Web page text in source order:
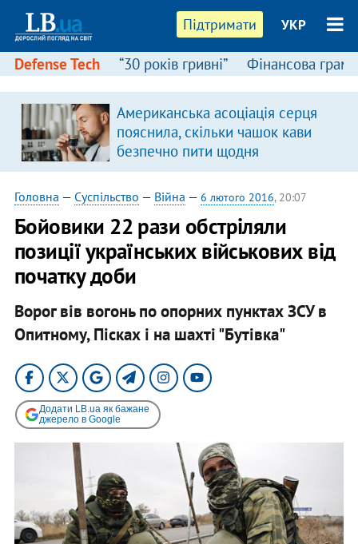
Підтримати УКР
Defense Tech “30 років гривні” Фінансова
Американська асоціація серця
пояснила, скільки чашок кави
безпечно пити щодня
Головна — Суспільство — Війна — 6 лютого 2016, 20:07
Бойовики 22 рази обстріляли
позиції українських військових від
початку доби
Ворог вів вогонь по опорних пунктах ЗСУ в
Опитному, Пісках і на шахті "Бутівка"
Додати LB.ua як бажане
джерело в Google